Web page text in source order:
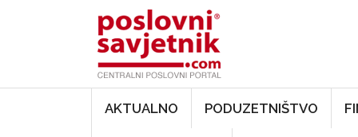
AKTUALNO PODUZETNIŠTVO